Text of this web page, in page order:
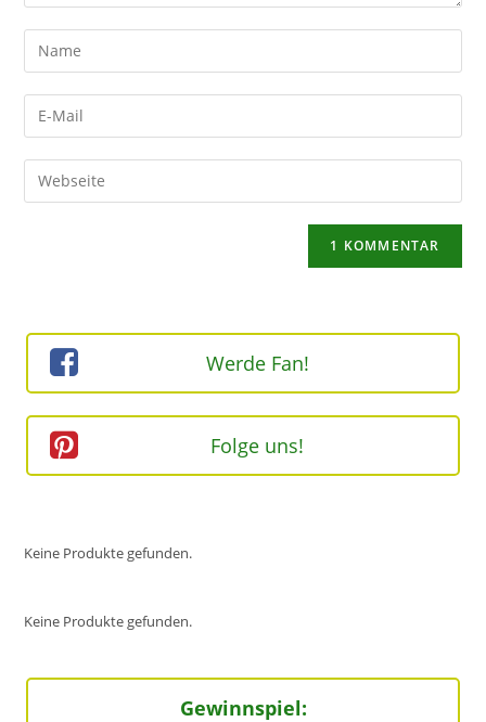
Gib
deinen
Namen
oder
zum
Kommentieren
Gib
deine
E-
Mail-
Gib
deine
Werde Fan!
Folge uns!
Keine Produkte gefunden.
Keine Produkte gefunden.
Gewinnspiel: